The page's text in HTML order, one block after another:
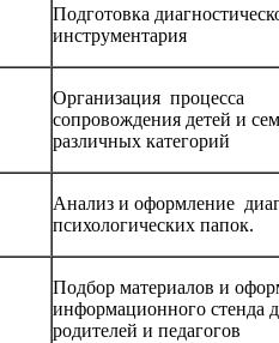
Подготовка
инструментария
Организация процесса
сопровождения детей и
различных категорий
Анализ и оформление
психологических папок.
Подбор материалов и
информационного стенда
родителей и педагогов